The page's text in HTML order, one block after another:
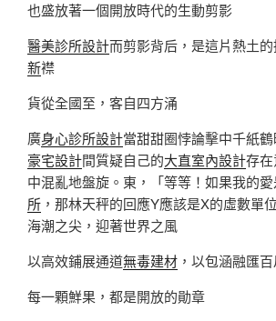
也盛放著一個開放時代的生動剪影
醫美診所設計而剪影背后，是這片熱土
新襟
貨從全國至，客自四方涌
廣身心診所設計當甜甜圈悖論擊中千紙
豪宅設計間質疑自己的大直室內設計存
中混亂地盤旋。東，「等等！如果我的
所 ，那林天秤的回應Y應該是X的虛數單
海潮之尖，迎著世界之風
以高效鋪展通道無毒建材 ，以包涵融匯
每一顆鮮果，都是開放的勛章